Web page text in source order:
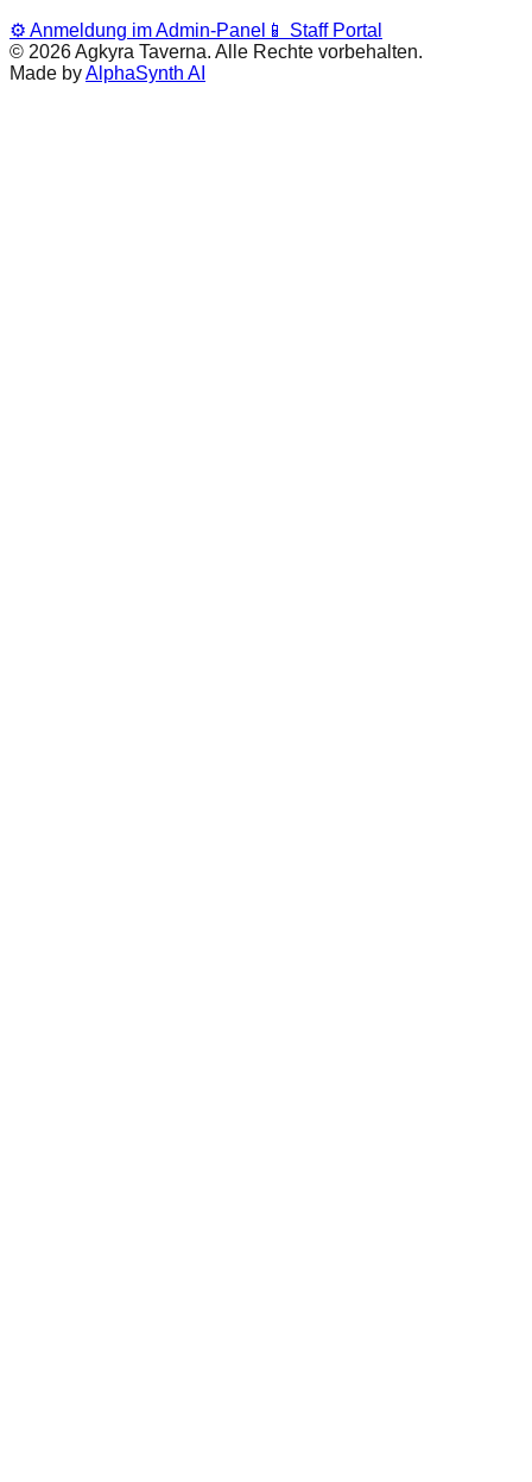
⚙️ Anmeldung im Admin-Panel 📱 Staff Portal
© 2026Agkyra Taverna. Alle Rechte vorbehalten.
Made byAlphaSynth AI